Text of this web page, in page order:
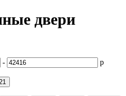
двери
-
р
21